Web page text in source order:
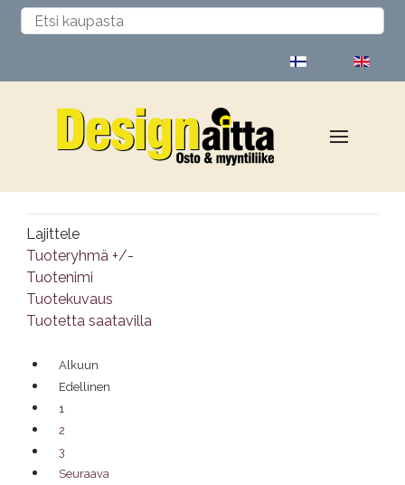
Lajittele
Tuoteryhmä +/-
Tuotenimi
Tuotekuvaus
Tuotetta saatavilla
Alkuun
Edellinen
1
2
3
Seuraava